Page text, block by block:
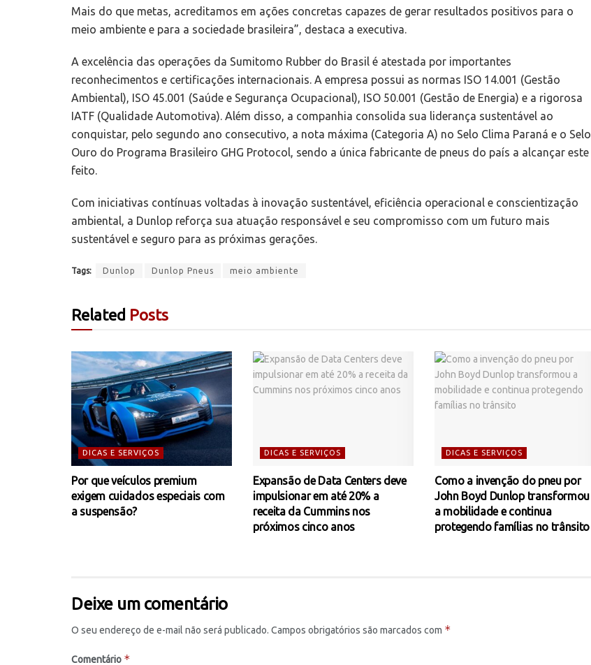
Mais do que metas, acreditamos em ações concretas capazes de gerar resultados positivos para o
meio ambiente e para a sociedade brasileira”, destaca a executiva.
A excelência das operações da Sumitomo Rubber do Brasil é atestada por importantes
reconhecimentos e certificações internacionais. A empresa possui as normas ISO 14.001 (Gestão
Ambiental), ISO 45.001 (Saúde e Segurança Ocupacional), ISO 50.001 (Gestão de Energia) e a rigorosa
IATF (Qualidade Automotiva). Além disso, a companhia consolida sua liderança sustentável ao
conquistar, pelo segundo ano consecutivo, a nota máxima (Categoria A) no Selo Clima Paraná e o Selo
Ouro do Programa Brasileiro GHG Protocol, sendo a única fabricante de pneus do país a alcançar este
feito.
Com iniciativas contínuas voltadas à inovação sustentável, eficiência operacional e conscientização
ambiental, a Dunlop reforça sua atuação responsável e seu compromisso com um futuro mais
sustentável e seguro para as próximas gerações.
Tags: Dunlop Dunlop Pneus meio ambiente
Related Posts
DICAS E SERVIÇOS
Por que veículos premium
exigem cuidados especiais com
a suspensão?
DICAS E SERVIÇOS
Expansão de Data Centers deve
impulsionar em até 20% a
receita da Cummins nos
próximos cinco anos
DICAS E SERVIÇOS
Como a invenção do pneu por
John Boyd Dunlop transformou
a mobilidade e continua
protegendo famílias no trânsito
Deixe um comentário
O seu endereço de e-mail não será publicado. Campos obrigatórios são marcados com *
Comentário *